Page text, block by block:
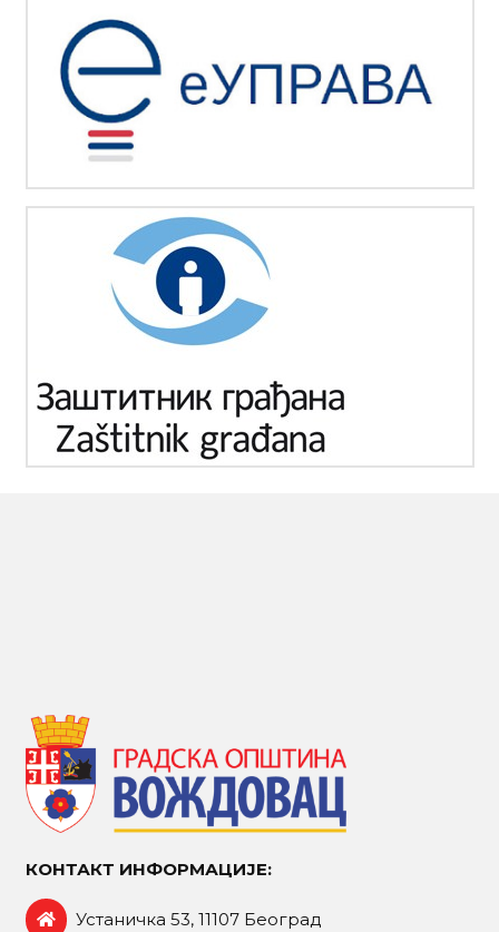
КОНТАКТ ИНФОРМАЦИЈЕ:
Устаничка 53, 11107 Београд